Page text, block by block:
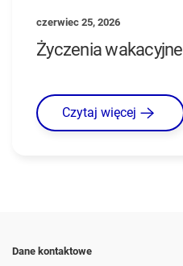
czerwiec 25, 2026
Życzenia wakacyjne
Czytaj więcej
Dane kontaktowe